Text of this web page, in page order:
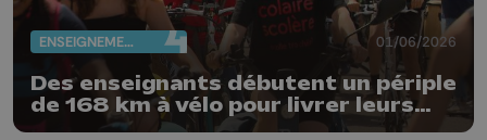
ENSEIGNEMENT 01/06/2026
Des enseignants débutent un périple
de 168 km à vélo pour livrer leurs
revendications